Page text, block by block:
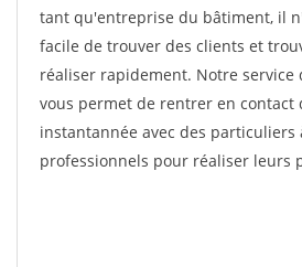
tant qu'entreprise du bâtiment, il
facile de trouver des clients et
réaliser rapidement. Notre service
vous permet de rentrer en contact
instantannée avec des particuliers
professionnels pour réaliser leurs